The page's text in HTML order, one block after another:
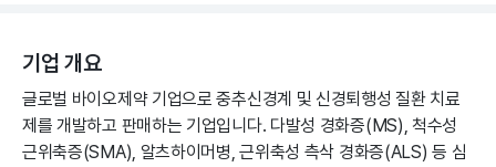
기업 개요
글로벌 바이오제약 기업으로 중추신경계 및 신경퇴행성 질환 치료
제를 개발하고 판매하는 기업입니다. 다발성 경화증(MS), 척수성
근위축증(SMA), 알츠하이머병, 근위축성 측삭 경화증(ALS) 등 심